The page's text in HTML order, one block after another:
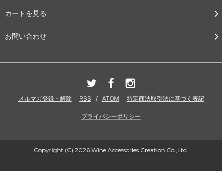
カートを見る
お問い合わせ
メルマガ登録・解除 RSS / ATOM 特定商法取引法に基づく表記
プライバシーポリシー
Copyright (C) 2026 Wine Accessories Creation Co.,Ltd.